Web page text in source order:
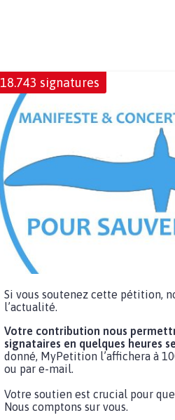
18.743 signatures
Si vous soutenez cette pétition,
l’actualité.
Votre contribution nous
signataires en quelques heures
donné, MyPetition l’affichera à
ou par e-mail.
Votre soutien est crucial pour
Nous comptons sur vous.